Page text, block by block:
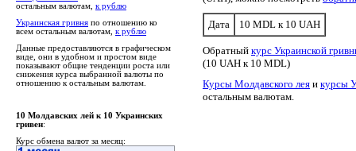
остальным валютам, к рублю
Украинская гривня по отношению ко
всем остальным валютам, к рублю
Данные предоставляются в графическом
виде, они в удобном и простом виде
показывают общие тенденции роста или
снижения курса выбранной валюты по
отношению к остальным валютам.
Дата 10 MDL к 10 UAH
Обратный курс Украинской
(10 UAH к 10 MDL)
Курсы Молдавского лея и курсы
остальным валютам.
10 Молдавских лей к 10 Украинских
гривен:
Курс обмена валют за месяц: